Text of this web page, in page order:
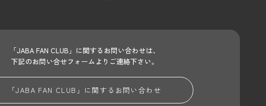
「JABA FAN CLUB」に関するお問い合わせは、
下記のお問い合せフォームよりご連絡下さい。
「JABA FAN CLUB」に関する お問い合わせ